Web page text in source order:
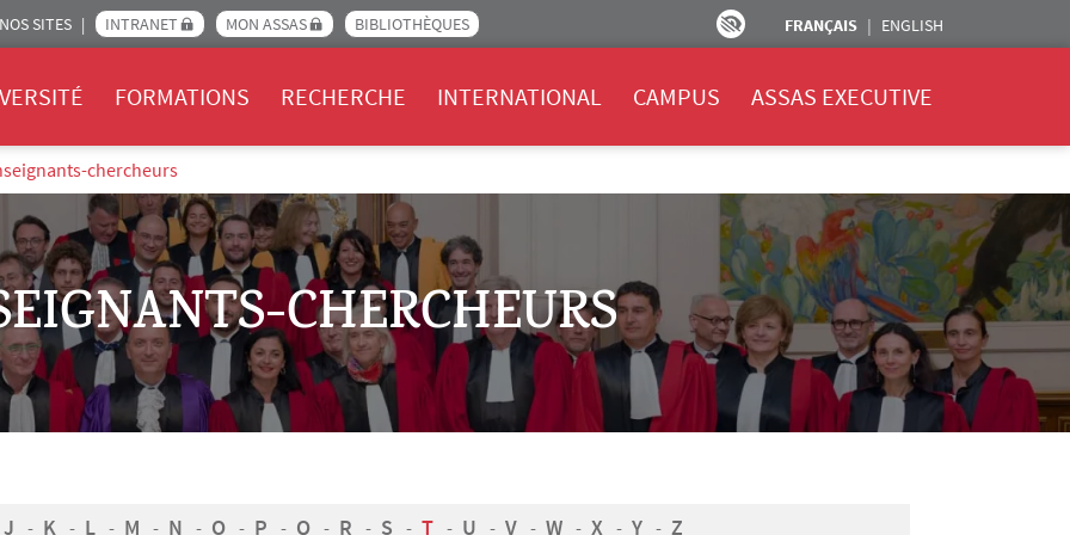
SITES INTRANET MON ASSAS BIBLIOTHÈQUES FRANÇAIS ENGLISH
FORMATIONS RECHERCHE INTERNATIONAL CAMPUS ASSAS EXECUTIVE
chercheurs
CHERCHEURS
J K L M N O P Q R S T U V W X Y Z